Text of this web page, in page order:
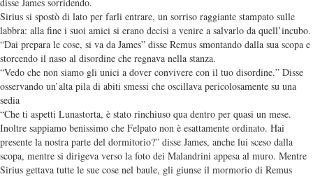
Sirius si spostò di lato per farli entrare, un sorriso raggiante stampato sulle
labbra: alla fine i suoi amici si erano decisi a venire a salvarlo da quell’incubo.
“Dai prepara le cose, si va da James” disse Remus smontando dalla sua scopa e
storcendo il naso al disordine che regnava nella stanza.
“Vedo che non siamo gli unici a dover convivere con il tuo disordine.” Disse
osservando un’alta pila di abiti smessi che oscillava pericolosamente su una
sedia
“Che ti aspetti Lunastorta, è stato rinchiuso qua dentro per quasi un mese.
Inoltre sappiamo benissimo che Felpato non è esattamente ordinato. Hai
presente la nostra parte del dormitorio?” disse James, anche lui sceso dalla
scopa, mentre si dirigeva verso la foto dei Malandrini appesa al muro. Mentre
Sirius gettava tutte le sue cose nel baule, gli giunse il mormorio di Remus